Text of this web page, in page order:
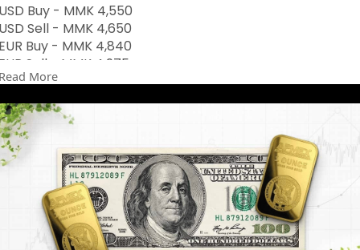
Buy - MMK 4,550
Sell - MMK 4,650
Buy - MMK 4,840
Sell - MMK 4,975
Buy - MMK 3,400
Sell - MMK 3,500
Buy - MMK 133.33
Sell - MMK 136.99
Buy - MMK 29.27
Sell - MMK 30.27
Buy - MMK 1,030
Sell - MMK 1,060
Buy - MMK 630
Sell - MMK 650
More